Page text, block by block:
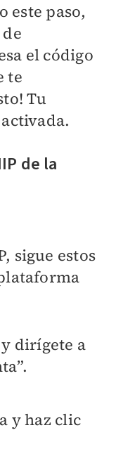
este paso,
el código
te
Tu
de la
sigue estos
dirígete a
y haz clic